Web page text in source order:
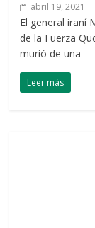
abril 19, 2021
El general iraní
de la Fuerza
murió de una
Leer más